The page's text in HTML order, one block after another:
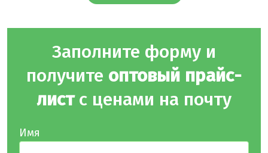
Заполните форму и
получите оптовый прайс-
листс ценами на почту
Имя